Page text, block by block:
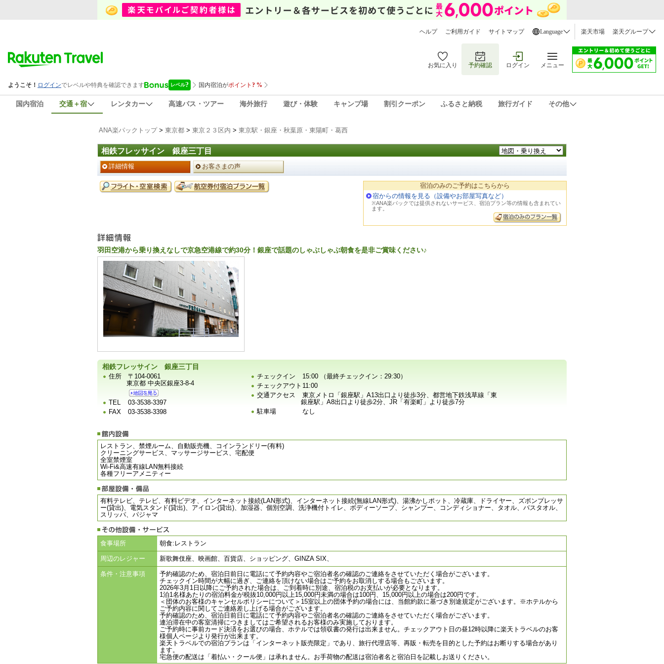
ヘルプ ご利用ガイド サイトマップ Language 楽天市場 楽天グループ
お気に入り 予約確認 ログイン メニュー
国内宿泊 交通＋宿 レンタカー 高速バス・ツアー 海外旅行 遊び・体験 キャンプ場 割引クーポン ふるさと納税 旅行ガイド その他
ANA楽パックトップ> 東京都 > 東京２３区内 > 東京駅・銀座・秋葉原・東陽町・葛西
相鉄フレッサイン 銀座三丁目
ペ
ー
ジ
メ
ニ
詳細情報 お客さまの声
予
約
宿泊のみのご予約はこちらから
宿からの情報を見る（設備やお部屋写真など）
※ANA楽パックでは提供されないサービス、宿泊プラン等の情報も含まれてい
ます。
羽田空港から乗り換えなしで京急空港線で約30分！銀座で話題のしゃぶしゃぶ朝食を是非ご賞味ください♪
宿
泊
施
設
の
写
真
相鉄フレッサイン 銀座三丁目
住所
〒104-0061
東京都 中央区銀座3-8-4
TEL
03-3538-3397
FAX
03-3538-3398
チェックイン
15:00 （最終チェックイン：29:30）
チェックアウト 11:00
交通アクセス
東京メトロ「銀座駅」A13出口より徒歩3分、都営地下鉄浅草線「東
銀座駅」A8出口より徒歩2分、JR「有楽町」より徒歩7分
駐車場
なし
レストラン、禁煙ルーム、自動販売機、コインランドリー(有料)
クリーニングサービス、マッサージサービス、宅配便
全室禁煙室
Wi-Fi&高速有線LAN無料接続
各種フリーアメニティー
有料テレビ、テレビ、有料ビデオ、インターネット接続(LAN形式)、インターネット接続(無線LAN形式)、湯沸かしポット、冷蔵庫、ドライヤー、ズボンプレッサ
ー(貸出)、電気スタンド(貸出)、アイロン(貸出)、加湿器、個別空調、洗浄機付トイレ、ボディーソープ、シャンプー、コンディショナー、タオル、バスタオル、
スリッパ、パジャマ
食事場所 朝食:レストラン
周辺のレジャー 新歌舞伎座、映画館、百貨店、ショッピング、GINZA SIX、
条件・注意事項
予約確認のため、宿泊日前日に電話にて予約内容やご宿泊者名の確認のご連絡をさせていただく場合がございます。
チェックイン時間が大幅に過ぎ、ご連絡を頂けない場合はご予約をお取消しする場合もございます。
2026年3月1日以降にご予約された場合は、ご到着時に別途、宿泊税のお支払いが必要となります。
1泊1名様あたりの宿泊料金が税抜10,000円以上15,000円未満の場合は100円、15,000円以上の場合は200円です。
＜団体のお客様のキャンセルポリシーについて＞15室以上の団体予約の場合には、当館約款に基づき別途規定がございます。※ホテルから
ご予約内容に関してご連絡差し上げる場合がございます。
予約確認のため、宿泊日前日に電話にて予約内容やご宿泊者名の確認のご連絡をさせていただく場合がございます。
連泊滞在中の客室清掃につきましてはご希望されるお客様のみ実施しております。
ご予約時に事前カード決済をお選びの場合、ホテルでは領収書の発行は出来ません。チェックアウト日の昼12時以降に楽天トラベルのお客
様個人ページより発行が出来ます。
楽天トラベルでの宿泊プランは「インターネット販売限定」であり、旅行代理店等、再販・転売を目的とした予約はお断りする場合があり
ます。
宅急便の配送は「着払い・クール便」は承れません。お手荷物の配送は宿泊者名と宿泊日を記載しお送りください。